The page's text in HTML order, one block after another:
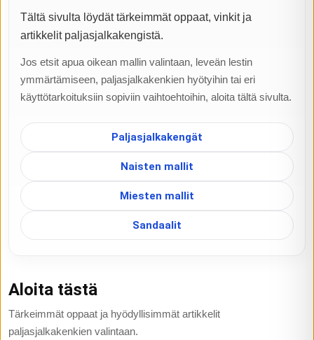
Tältä sivulta löydät tärkeimmät oppaat, vinkit ja
artikkelit paljasjalkakengistä.
Jos etsit apua oikean mallin valintaan, leveän lestin
ymmärtämiseen, paljasjalkakenkien hyötyihin tai eri
käyttötarkoituksiin sopiviin vaihtoehtoihin, aloita tältä sivulta.
Paljasjalkakengät
Naisten mallit
Miesten mallit
Sandaalit
Aloita tästä
Tärkeimmät oppaat ja hyödyllisimmät artikkelit
paljasjalkakenkien valintaan.